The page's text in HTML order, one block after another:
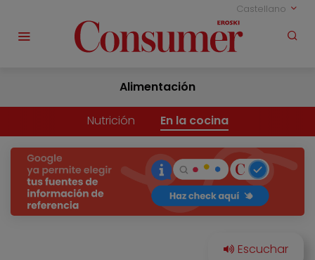
Castellano
Alimentación
Nutrición En la cocina